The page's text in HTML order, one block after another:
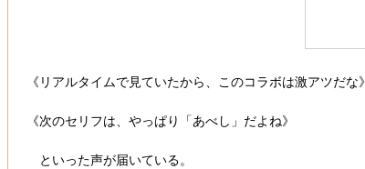
《リアルタイムで見ていたから、このコラボは激アツだな》
《次のセリフは、やっぱり「あべし」だよね》
といった声が届いている。